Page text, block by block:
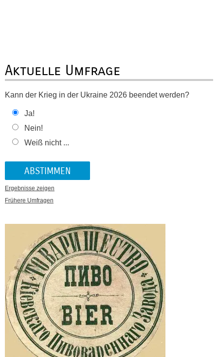
Aktuelle Umfrage
Kann der Krieg in der Ukraine 2026 beendet werden?
Ja!
Nein!
Weiß nicht ...
Ergebnisse zeigen
Frühere Umfragen